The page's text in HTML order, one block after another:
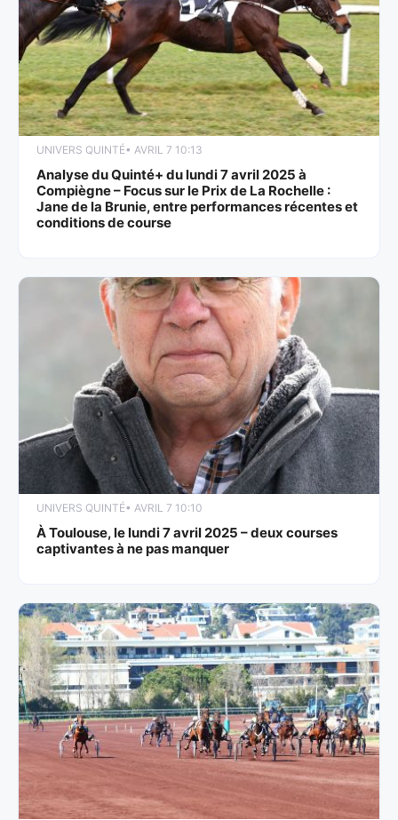
UNIVERS QUINTÉ• AVRIL 7 10:13
Analyse du Quinté+ du lundi 7 avril 2025 à
Compiègne – Focus sur le Prix de La Rochelle :
Jane de la Brunie, entre performances récentes et
conditions de course
UNIVERS QUINTÉ• AVRIL 7 10:10
À Toulouse, le lundi 7 avril 2025 – deux courses
captivantes à ne pas manquer